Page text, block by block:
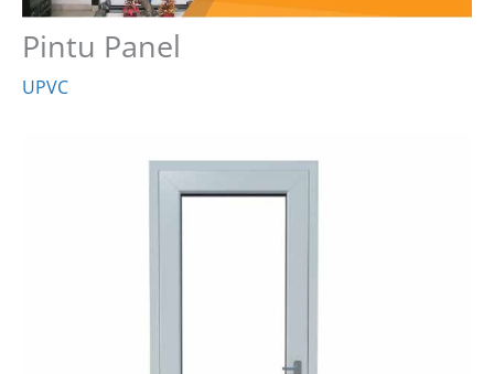
Pintu Panel
UPVC